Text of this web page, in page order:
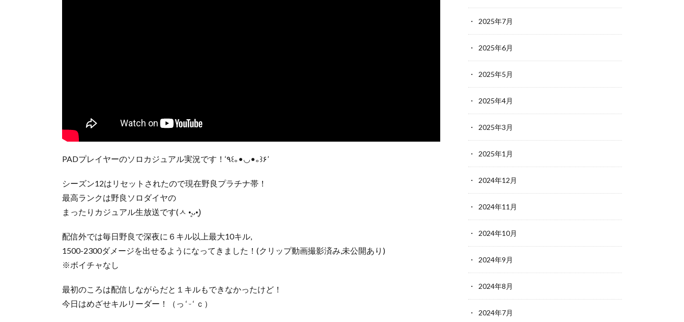
PADプレイヤーのソロカジュアル実況です！‘٩꒰｡•◡•｡꒱۶’
シーズン12はリセットされたので現在野良プラチナ帯！
最高ランクは野良ソロダイヤの
まったりカジュアル生放送です(ㅅ •͈ᴗ•͈)
配信外では毎日野良で深夜に６キル以上最大10キル,
1500-2300ダメージを出せるようになってきました！(クリップ動画撮影済み,未公開あり)
※ボイチャなし
最初のころは配信しながらだと１キルもできなかったけど！
今日はめざせキルリーダー！（っ ‘ ᵕ ‘ ｃ）
2025年7月
2025年6月
2025年5月
2025年4月
2025年3月
2025年1月
2024年12月
2024年11月
2024年10月
2024年9月
2024年8月
2024年7月